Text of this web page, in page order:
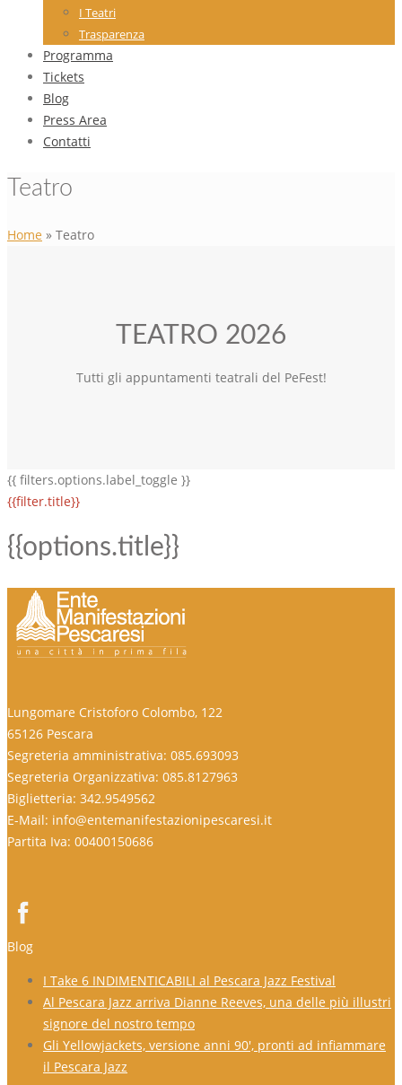
I Teatri
Trasparenza
Programma
Tickets
Blog
Press Area
Contatti
Teatro
Home » Teatro
TEATRO 2026
Tutti gli appuntamenti teatrali del PeFest!
{{ filters.options.label_toggle }}
{{filter.title}}
{{options.title}}
Lungomare Cristoforo Colombo, 122
65126 Pescara
Segreteria amministrativa: 085.693093
Segreteria Organizzativa: 085.8127963
Biglietteria: 342.9549562
E-Mail: info@entemanifestazionipescaresi.it
Partita Iva: 00400150686
Blog
I Take 6 INDIMENTICABILI al Pescara Jazz Festival
Al Pescara Jazz arriva Dianne Reeves, una delle più illustri
signore del nostro tempo
Gli Yellowjackets, versione anni 90′, pronti ad infiammare
il Pescara Jazz